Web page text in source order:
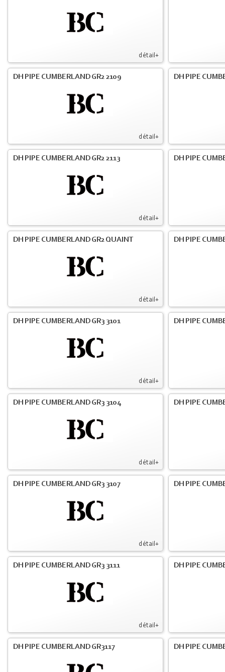
détail+
détail+
DH PIPE CUMBERLAND GR2 2109 DH PIPE
détail+
DH PIPE CUMBERLAND GR2 2113 DH PIPE
détail+
DH PIPE CUMBERLAND GR2 QUAINT DH PIPE
détail+
DH PIPE CUMBERLAND GR3 3101 DH PIPE
détail+
DH PIPE CUMBERLAND GR3 3104 DH PIPE
détail+
DH PIPE CUMBERLAND GR3 3107 DH PIPE
détail+
DH PIPE CUMBERLAND GR3 3111 DH PIPE
DH PIPE CUMBERLAND GR3117 DH PIPE